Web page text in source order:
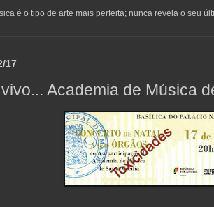
é o tipo de arte mais perfeita; nunca revela o seu
17
Academia de Música